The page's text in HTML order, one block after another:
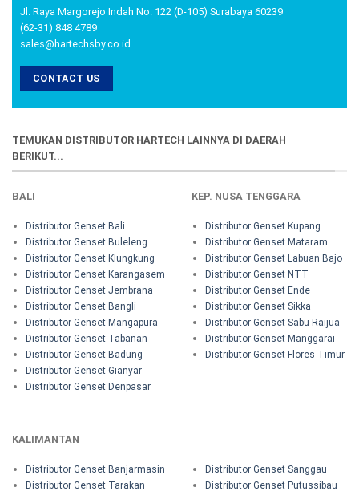
Jl. Raya Margorejo Indah No. 122 (D-105) Surabaya 60239
(62-31) 848 4789
sales@hartechsby.co.id
CONTACT US
TEMUKAN DISTRIBUTOR HARTECH LAINNYA DI DAERAH
BERIKUT...
BALI
Distributor Genset Bali
Distributor Genset Buleleng
Distributor Genset Klungkung
Distributor Genset Karangasem
Distributor Genset Jembrana
Distributor Genset Bangli
Distributor Genset Mangapura
Distributor Genset Tabanan
Distributor Genset Badung
Distributor Genset Gianyar
Distributor Genset Denpasar
KEP. NUSA TENGGARA
Distributor Genset Kupang
Distributor Genset Mataram
Distributor Genset Labuan Bajo
Distributor Genset NTT
Distributor Genset Ende
Distributor Genset Sikka
Distributor Genset Sabu Raijua
Distributor Genset Manggarai
Distributor Genset Flores Timur
KALIMANTAN
Distributor Genset Banjarmasin
Distributor Genset Tarakan
Distributor Genset Sanggau
Distributor Genset Putussibau